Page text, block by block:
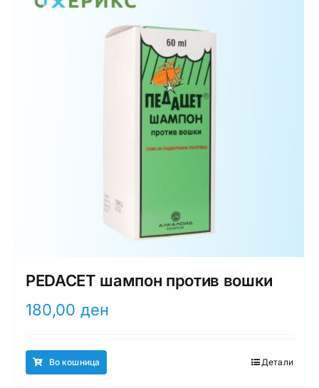
PEDACET шампон против вошки
180,00 ден
Во кошница Детали